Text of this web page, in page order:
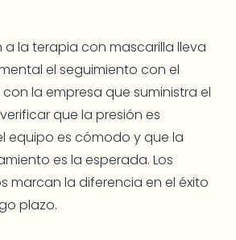
a la terapia con mascarilla lleva
el seguimiento con el
la empresa que suministra el
que la presión es
equipo es cómodo y que la
es la esperada. Los
marcan la diferencia en el éxito
plazo.